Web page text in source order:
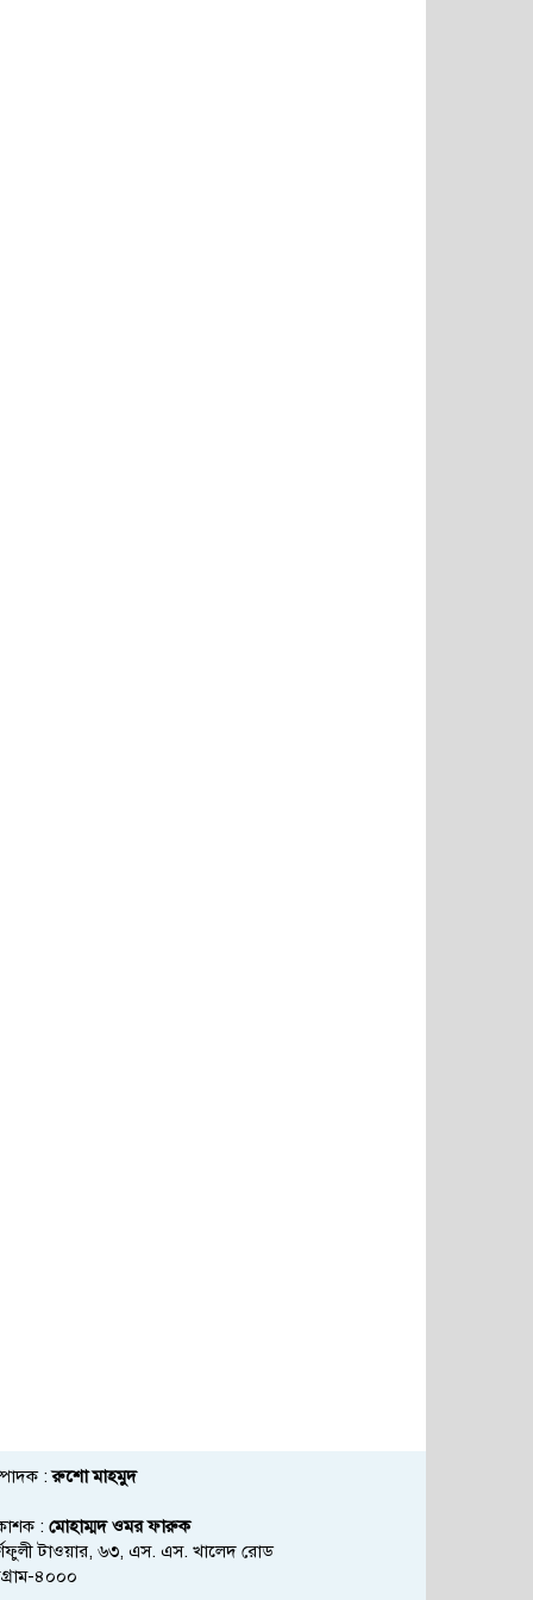
:রুশো মাহমুদ
: মোহাম্মদ ওমর ফারুক
টাওয়ার, ৬৩, এস. এস. খালেদ রোড
৪০০০